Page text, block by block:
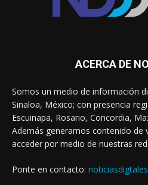
ACERCA DE
Somos un medio de información
Sinaloa, México; con presencia
Escuinapa, Rosario, Concordia,
Además generamos contenido de
acceder por medio de nuestras
Ponte en contacto: